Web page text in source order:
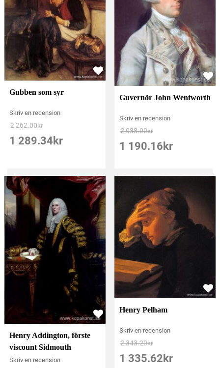
Gubben som syr
Skriv en recension
2 262.00kr
1 289.34 kr
Guvernör John Wentworth
Skriv en recension
2 088.00kr
1 190.16 kr
Henry Addington, förste
viscount Sidmouth
Skriv en recension
Henry Pelham
Skriv en recension
2 343.20kr
1 335.62 kr